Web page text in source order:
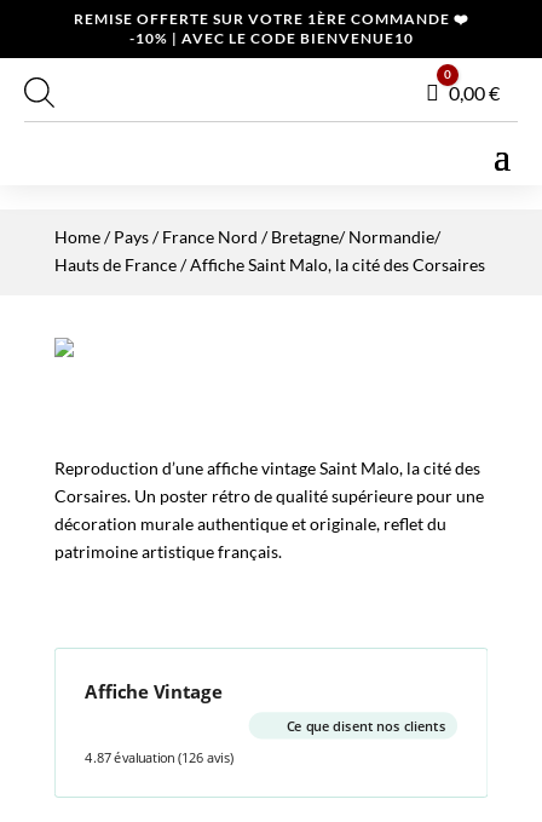
REMISE OFFERTE SUR VOTRE 1ÈRE COMMANDE ❤️
-10% | AVEC LE CODE BIENVENUE10
Panier
0
0,00€
Home/Pays/France Nord /Bretagne/ Normandie/
Hauts de France/ Affiche Saint Malo, la cité des Corsaires
Reproduction d’une affiche vintage Saint Malo, la cité des
Corsaires. Un poster rétro de qualité supérieure pour une
décoration murale authentique et originale, reflet du
patrimoine artistique français.
Affiche Vintage
Ce que disent nos clients
4.87 évaluation (126 avis)